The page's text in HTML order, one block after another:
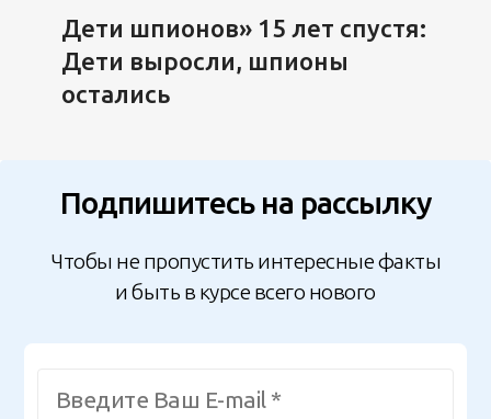
Дети шпионов» 15 лет спустя:
Дети выросли, шпионы
остались
Подпишитесь на рассылку
Чтобы не пропустить интересные факты
и быть в курсе всего нового